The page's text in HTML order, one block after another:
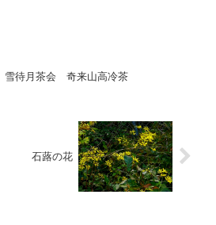
雪待月茶会 奇来山高冷茶
石蕗の花